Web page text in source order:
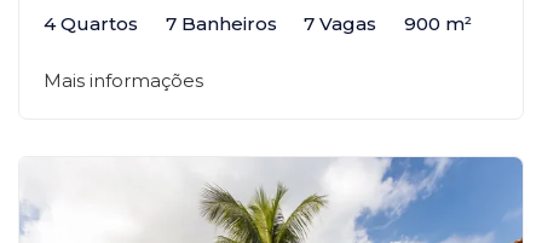
4 Quartos 7 Banheiros 7 Vagas 900 m²
Mais informações